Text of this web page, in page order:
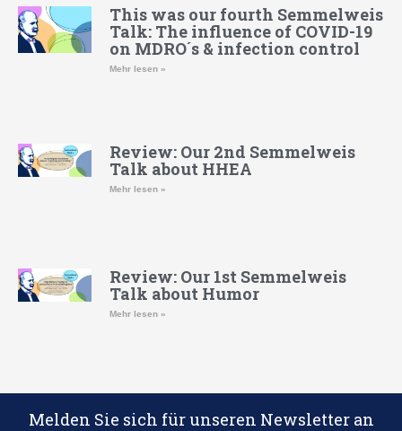
This was our fourth Semmelweis
Talk: The influence of COVID-19
on MDRO´s & infection control
Mehr lesen »
Review: Our 2nd Semmelweis
Talk about HHEA
Mehr lesen »
Review: Our 1st Semmelweis
Talk about Humor
Mehr lesen »
Melden Sie sich für unseren Newsletter an